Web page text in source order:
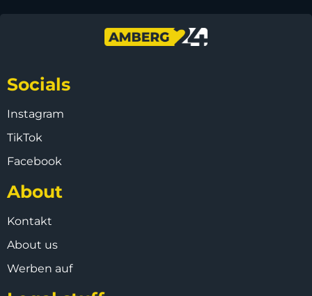
Socials
Instagram
TikTok
Facebook
About
Kontakt
About us
Werben auf